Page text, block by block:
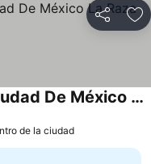
Compartir
City Express by Marriott Ciudad De México La Raza
de la ciudad